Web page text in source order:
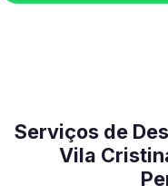
Serviços de
Vila